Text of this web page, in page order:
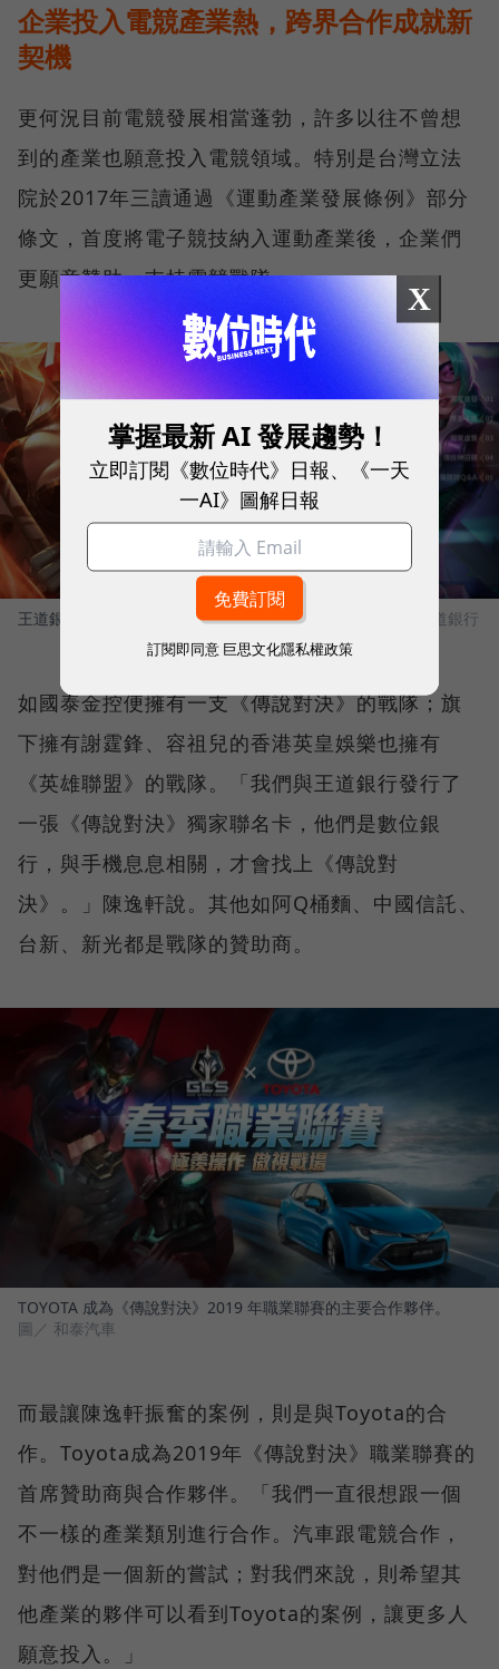
企業投入電競產業熱，跨界合作成就新
契機
更何況目前電競發展相當蓬勃，許多以往不曾想
到的產業也願意投入電競領域。特別是台灣立法
院於2017年三讀通過《運動產業發展條例》部分
條文，首度將電子競技納入運動產業後，企業們
更願意贊助、支持電競戰隊。
王道銀行與《傳說對決》合作，發行了獨家聯名卡。 圖／ 王道銀行
如國泰金控便擁有一支《傳說對決》的戰隊；旗
下擁有謝霆鋒、容祖兒的香港英皇娛樂也擁有
《英雄聯盟》的戰隊。「我們與王道銀行發行了
一張《傳說對決》獨家聯名卡，他們是數位銀
行，與手機息息相關，才會找上《傳說對
決》。」陳逸軒說。其他如阿Q桶麵、中國信託、
台新、新光都是戰隊的贊助商。
TOYOTA 成為《傳說對決》2019 年職業聯賽的主要合作夥伴。
圖／ 和泰汽車
而最讓陳逸軒振奮的案例，則是與Toyota的合
作。Toyota成為2019年《傳說對決》職業聯賽的
首席贊助商與合作夥伴。「我們一直很想跟一個
不一樣的產業類別進行合作。汽車跟電競合作，
對他們是一個新的嘗試；對我們來說，則希望其
他產業的夥伴可以看到Toyota的案例，讓更多人
願意投入。」
X
掌握最新 AI 發展趨勢！
立即訂閱《數位時代》日報、《一天
一AI》圖解日報
訂閱即同意 巨思文化隱私權政策